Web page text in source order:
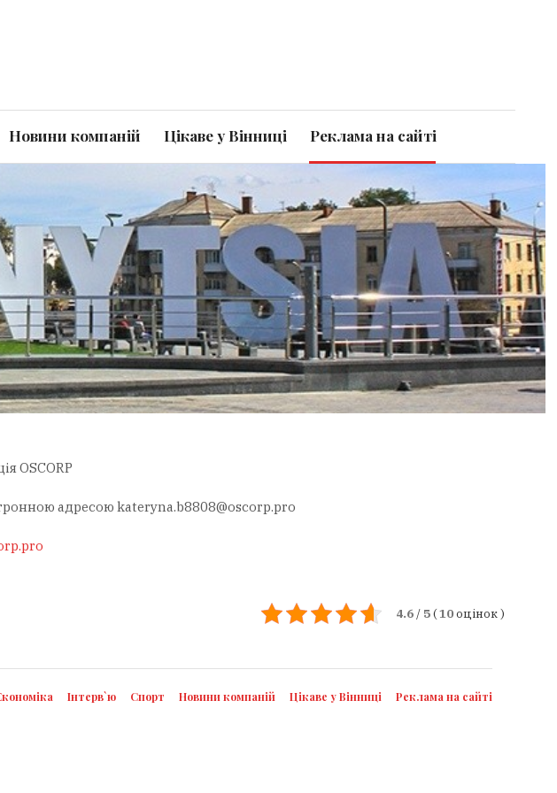
Новини компаній Цікаве у Вінниці Реклама на сайті
OSCORP
адресою kateryna.b8808@oscorp.pro
4.6 / 5(10оцінок)
Інтерв`ю Спорт Новини компаній Цікаве у Вінниці Реклама на сайті